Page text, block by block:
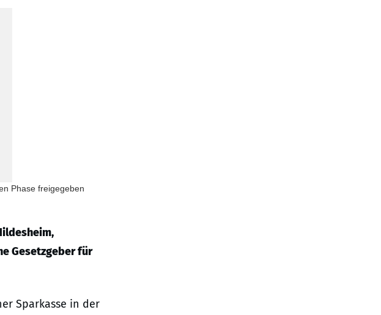
Phase freigegeben
Gesetzgeber für
Sparkasse in der